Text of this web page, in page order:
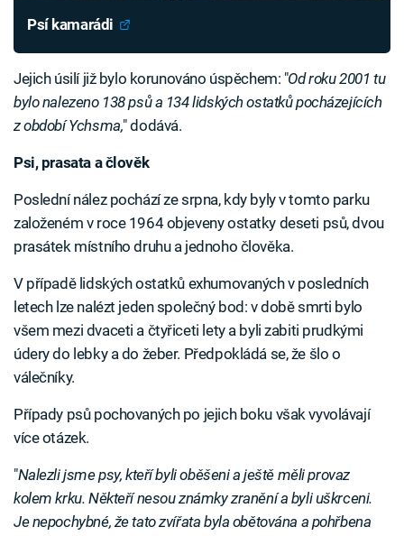
Psí kamarádi
Jejich úsilí již bylo korunováno úspěchem: "Od roku 2001 tu
bylo nalezeno 138 psů a 134 lidských ostatků pocházejících
z období Ychsma," dodává.
Psi, prasata a člověk
Poslední nález pochází ze srpna, kdy byly v tomto parku
založeném v roce 1964 objeveny ostatky deseti psů, dvou
prasátek místního druhu a jednoho člověka.
V případě lidských ostatků exhumovaných v posledních
letech lze nalézt jeden společný bod: v době smrti bylo
všem mezi dvaceti a čtyřiceti lety a byli zabiti prudkými
údery do lebky a do žeber. Předpokládá se, že šlo o
válečníky.
Případy psů pochovaných po jejich boku však vyvolávají
více otázek.
"Nalezli jsme psy, kteří byli oběšeni a ještě měli provaz
kolem krku. Někteří nesou známky zranění a byli uškrceni.
Je nepochybné, že tato zvířata byla obětována a pohřbena